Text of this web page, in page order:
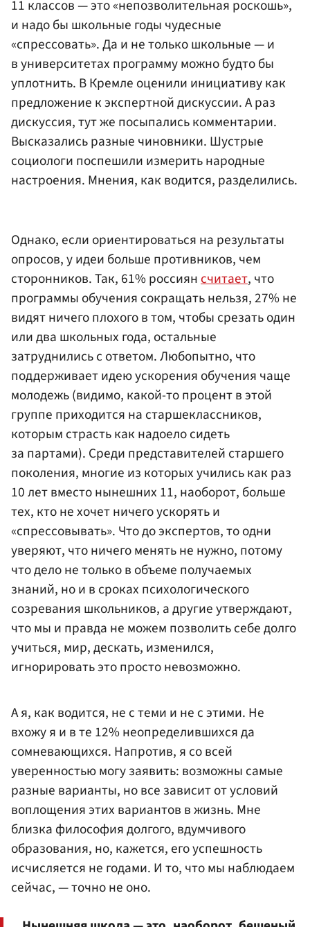
11 классов — это «непозволительная роскошь»,
и надо бы школьные годы чудесные
«спрессовать». Да и не только школьные — и
в университетах программу можно будто бы
уплотнить. В Кремле оценили инициативу как
предложение к экспертной дискуссии. А раз
дискуссия, тут же посыпались комментарии.
Высказались разные чиновники. Шустрые
социологи поспешили измерить народные
настроения. Мнения, как водится, разделились.
Однако, если ориентироваться на результаты
опросов, у идеи больше противников, чем
сторонников. Так, 61% россиянсчитает, что
программы обучения сокращать нельзя, 27% не
видят ничего плохого в том, чтобы срезать один
или два школьных года, остальные
затруднились с ответом. Любопытно, что
поддерживает идею ускорения обучения чаще
молодежь (видимо, какой-то процент в этой
группе приходится на старшеклассников,
которым страсть как надоело сидеть
за партами). Среди представителей старшего
поколения, многие из которых учились как раз
10 лет вместо нынешних 11, наоборот, больше
тех, кто не хочет ничего ускорять и
«спрессовывать». Что до экспертов, то одни
уверяют, что ничего менять не нужно, потому
что дело не только в объеме получаемых
знаний, но и в сроках психологического
созревания школьников, а другие утверждают,
что мы и правда не можем позволить себе долго
учиться, мир, дескать, изменился,
игнорировать это просто невозможно.
А я, как водится, не с теми и не с этими. Не
вхожу я и в те 12% неопределившихся да
сомневающихся. Напротив, я со всей
уверенностью могу заявить: возможны самые
разные варианты, но все зависит от условий
воплощения этих вариантов в жизнь. Мне
близка философия долгого, вдумчивого
образования, но, кажется, его успешность
исчисляется не годами. И то, что мы наблюдаем
сейчас, — точно не оно.